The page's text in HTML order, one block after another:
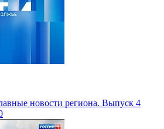
новости региона. Выпуск 4